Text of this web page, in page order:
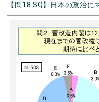
【問18.SQ】日本の政治